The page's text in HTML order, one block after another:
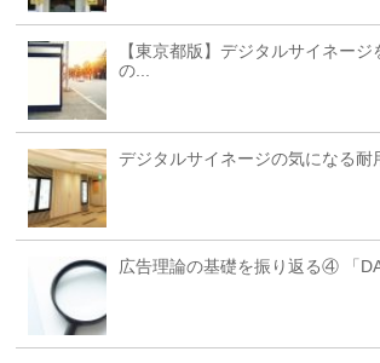
【東京都版】デジタルサイネー
の...
デジタルサイネージの気になる耐
広告理論の基礎を振り返る④ 「